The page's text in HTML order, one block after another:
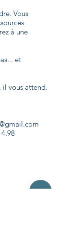
Vous
à une
et
il vous attend.